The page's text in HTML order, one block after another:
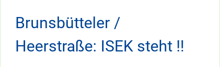
Brunsbütteler /
Heerstraße: ISEK steht !!